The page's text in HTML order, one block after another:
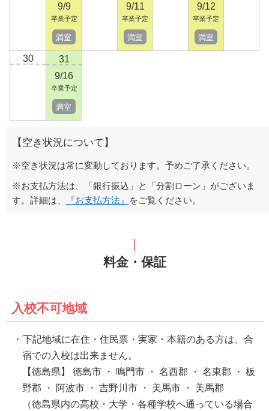
9/9
卒業予定
満室
9/11
卒業予定
満室
9/12
卒業予定
満室
30
31
9/16
卒業予定
満室
【空き状況について】
※空き状況は常に変動しております。予めご了承ください。
※お支払方法は、「銀行振込」と「分割ローン」がございま
す。詳細は、
『お支払方法』 をご覧ください。
料金・保証
入校不可地域
下記地域に在住・住民票・実家・本籍のある方は、合
宿での入校は出来ません。
【徳島県】 徳島市 ・ 鳴門市 ・ 名西郡 ・ 名東郡 ・ 板
野郡 ・ 阿波市 ・ 吉野川市 ・ 美馬市 ・ 美馬郡
（徳島県内の高校・大学・各種学校へ通っている場合